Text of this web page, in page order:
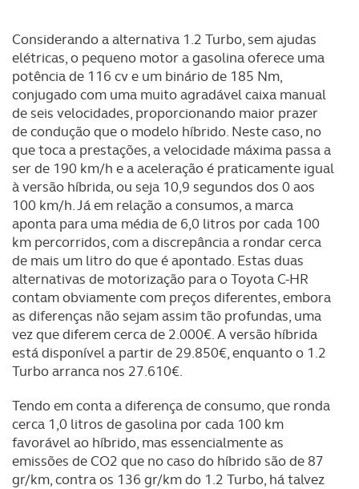
consentimento e quando tal se afigure estritamente
necessário no contexto dos serviços a prestar.
Realçamos que o bloqueio de certo tipo de Cookies e
tecnologias similares pode ter impacto na sua
experiência de navegação no Website e nos serviços
disponibilizados.
Consulte a política de cookies do site.
Considerando a alternativa 1.2 Turbo, sem ajudas
elétricas, o pequeno motor a gasolina oferece uma
potência de 116 cv e um binário de 185 Nm,
conjugado com uma muito agradável caixa manual
de seis velocidades, proporcionando maior prazer
de condução que o modelo híbrido. Neste caso, no
que toca a prestações, a velocidade máxima passa a
ser de 190 km/h e a aceleração é praticamente igual
à versão híbrida, ou seja 10,9 segundos dos 0 aos
100 km/h. Já em relação a consumos, a marca
aponta para uma média de 6,0 litros por cada 100
km percorridos, com a discrepância a rondar cerca
de mais um litro do que é apontado. Estas duas
alternativas de motorização para o Toyota C-HR
contam obviamente com preços diferentes, embora
as diferenças não sejam assim tão profundas, uma
vez que diferem cerca de 2.000€. A versão híbrida
está disponível a partir de 29.850€, enquanto o 1.2
Turbo arranca nos 27.610€.
Tendo em conta a diferença de consumo, que ronda
cerca 1,0 litros de gasolina por cada 100 km
favorável ao híbrido, mas essencialmente as
emissões de CO2 que no caso do híbrido são de 87
gr/km, contra os 136 gr/km do 1.2 Turbo, há talvez